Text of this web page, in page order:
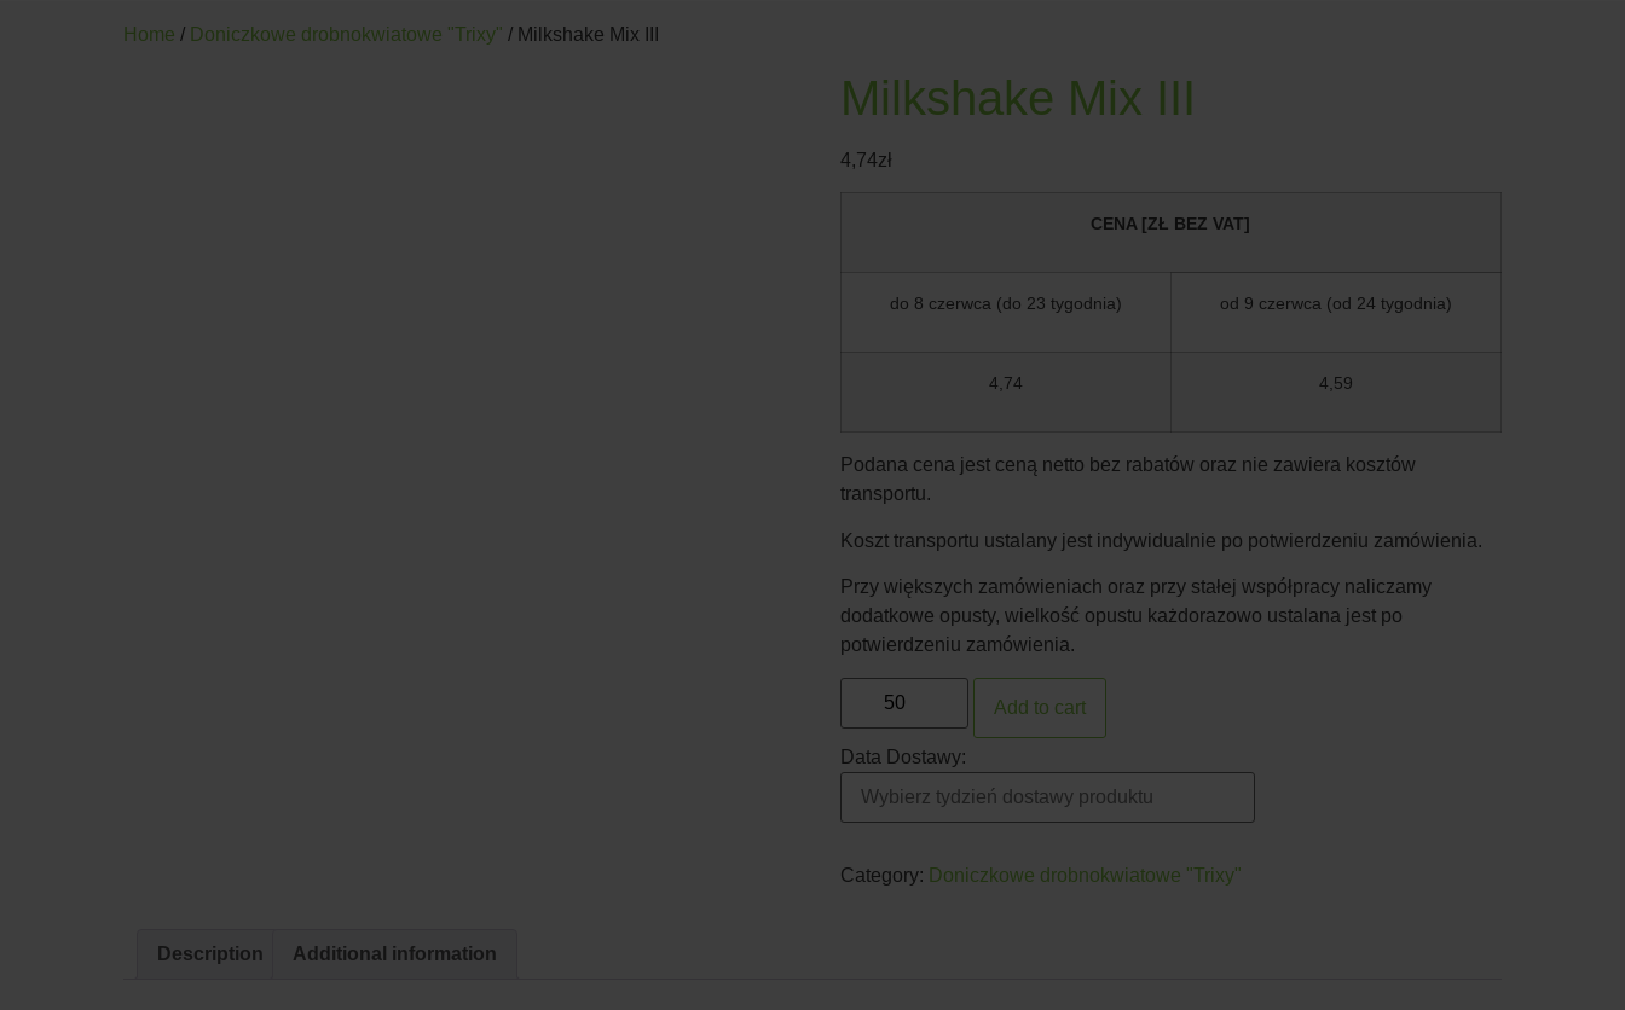
Home / Doniczkowe drobnokwiatowe "Trixy" / Milkshake Mix III
Milkshake Mix III
4,74zł
CENA [ZŁ BEZ VAT]
do 8 czerwca (do 23 tygodnia) od 9 czerwca (od 24 tygodnia)
4,74 4,59
Podana cena jest ceną netto bez rabatów oraz nie zawiera kosztów
transportu.
Koszt transportu ustalany jest indywidualnie po potwierdzeniu zamówienia.
Przy większych zamówieniach oraz przy stałej współpracy naliczamy
dodatkowe opusty, wielkość opustu każdorazowo ustalana jest po
potwierdzeniu zamówienia.
Add to cart
Data Dostawy:
Category: Doniczkowe drobnokwiatowe "Trixy"
Description Additional information